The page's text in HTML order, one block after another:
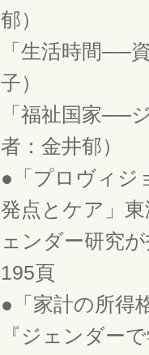
郁）
「生活時間──
子）
「福祉国家──
者：金井郁）
●「プロヴィ
発点とケア」
ェンダー研究
195頁
●「家計の所得
『ジェンダー